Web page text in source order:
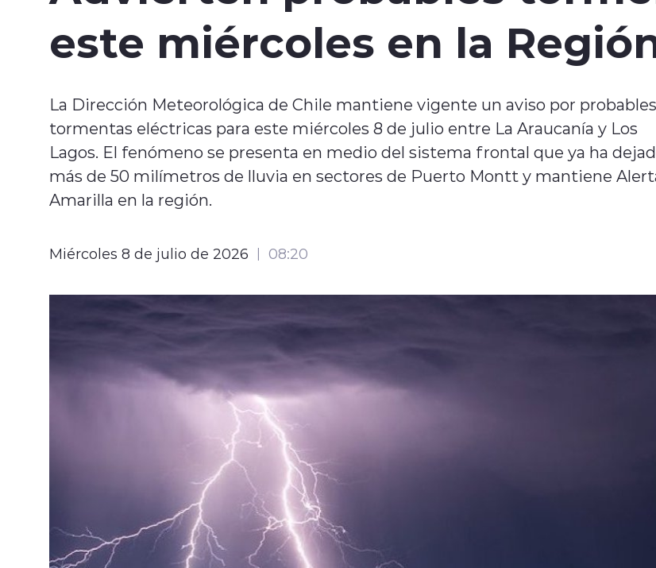
este miércoles en la
La Dirección Meteorológica de Chile mantiene vigente un aviso por probables
tormentas eléctricas para este miércoles 8 de julio entre La Araucanía y Los
Lagos. El fenómeno se presenta en medio del sistema frontal que ya ha
más de 50 milímetros de lluvia en sectores de Puerto Montt y mantiene
Amarilla en la región.
Miércoles 8 de julio de 2026 08:20